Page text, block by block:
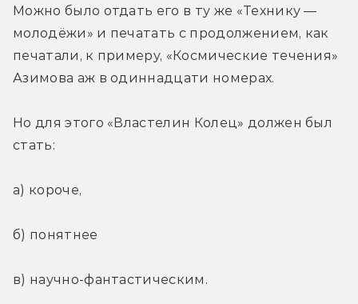
Можно было отдать его в ту же «Технику —
молодёжи» и печатать с продолжением, как
печатали, к примеру, «Космические течения»
Азимова аж в одиннадцати номерах.
Но для этого «Властелин Колец» должен был
стать:
а) короче,
б) понятнее
в) научно-фантастическим.